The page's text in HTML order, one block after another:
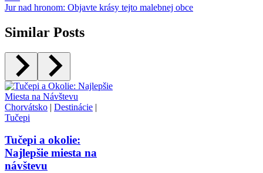
Jur nad hronom: Objavte krásy tejto malebnej obce
Similar Posts
Chorvátsko | Destinácie |
Tučepi
Tučepi a okolie:
Najlepšie miesta na
návštevu